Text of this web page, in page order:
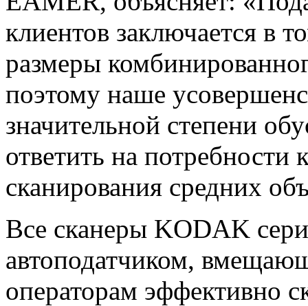
клиентов заключается в
размеры
поэтому наше
значительной степени
ответить на потребности
сканирования средних
Все сканеры KODAK
автоподатчиком,
операторам эффективно